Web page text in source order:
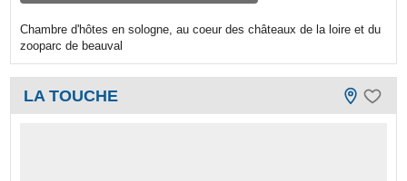
Chambre d'hôtes en sologne, au coeur des châteaux de la loire et du
zooparc de beauval
LA TOUCHE